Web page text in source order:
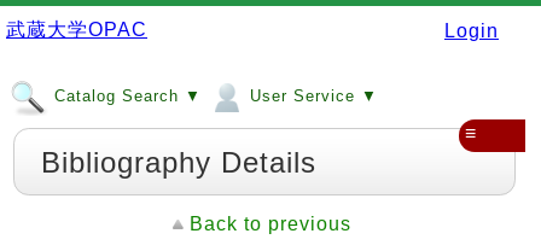
武蔵大学OPAC Login
Catalog Search ▼ User Service ▼
≡
Bibliography Details
Back to previous